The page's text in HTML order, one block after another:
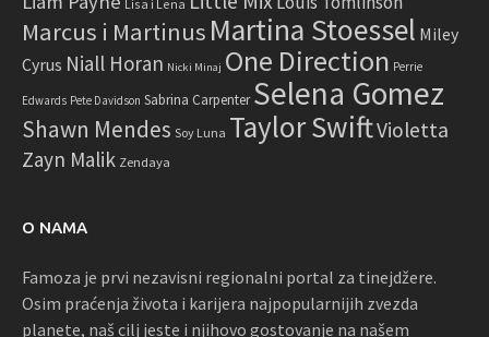
Lisa i Lena
Marcus i Martinus Martina Stoessel Miley
Cyrus Niall Horan Nicki Minaj One Direction Perrie
Edwards Pete Davidson Sabrina Carpenter Selena Gomez
Shawn Mendes Soy Luna Taylor SwiftVioletta
Zayn Malik Zendaya
O NAMA
Famoza je prvi nezavisni regionalni portal za tinejdžere.
Osim praćenja života i karijera najpopularnijih zvezda
planete, naš cilj jeste i njihovo gostovanje na našem